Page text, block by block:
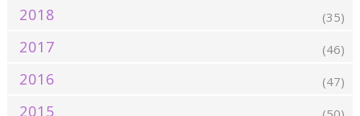
2018 (35)
2017 (46)
2016 (47)
2015